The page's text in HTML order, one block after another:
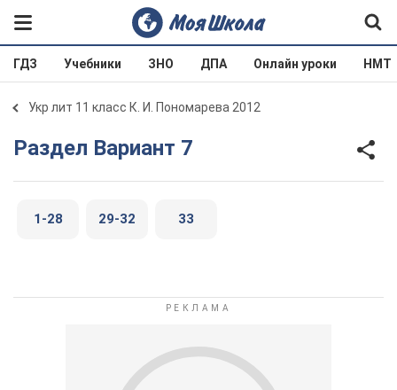
ГДЗ Учебники ЗНО ДПА Онлайн уроки НМТ
Укр лит 11 класс К. И. Пономарева 2012
Раздел Вариант 7
1-28 29-32 33